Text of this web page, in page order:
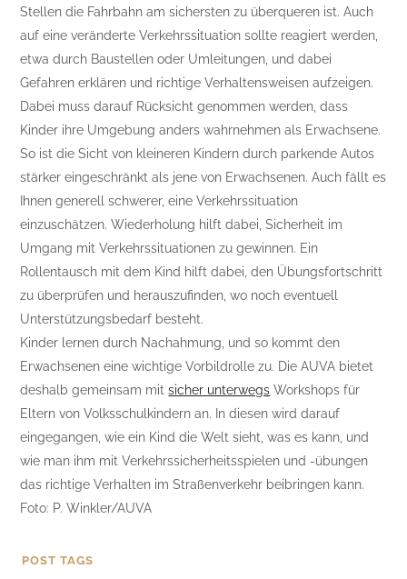
Stellen die Fahrbahn am sichersten zu überqueren ist. Auch
auf eine veränderte Verkehrssituation sollte reagiert werden,
etwa durch Baustellen oder Umleitungen, und dabei
Gefahren erklären und richtige Verhaltensweisen aufzeigen.
Dabei muss darauf Rücksicht genommen werden, dass
Kinder ihre Umgebung anders wahrnehmen als Erwachsene.
So ist die Sicht von kleineren Kindern durch parkende Autos
stärker eingeschränkt als jene von Erwachsenen. Auch fällt es
Ihnen generell schwerer, eine Verkehrssituation
einzuschätzen. Wiederholung hilft dabei, Sicherheit im
Umgang mit Verkehrssituationen zu gewinnen. Ein
Rollentausch mit dem Kind hilft dabei, den Übungsfortschritt
zu überprüfen und herauszufinden, wo noch eventuell
Unterstützungsbedarf besteht.
Kinder lernen durch Nachahmung, und so kommt den
Erwachsenen eine wichtige Vorbildrolle zu. Die AUVA bietet
deshalb gemeinsam mitsicher unterwegs Workshops für
Eltern von Volksschulkindern an. In diesen wird darauf
eingegangen, wie ein Kind die Welt sieht, was es kann, und
wie man ihm mit Verkehrssicherheitsspielen und -übungen
das richtige Verhalten im Straßenverkehr beibringen kann.
Foto: P. Winkler/AUVA
POST TAGS